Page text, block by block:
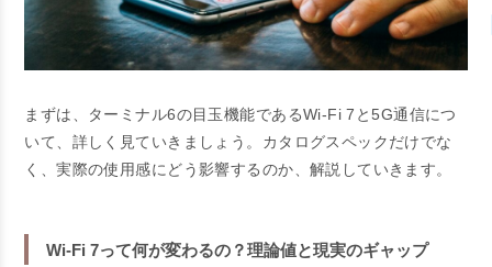
まずは、ターミナル6の目玉機能であるWi-Fi 7と5G通信につ
いて、詳しく見ていきましょう。カタログスペックだけでな
く、実際の使用感にどう影響するのか、解説していきます。
Wi-Fi 7って何が変わるの？理論値と現実のギャップ